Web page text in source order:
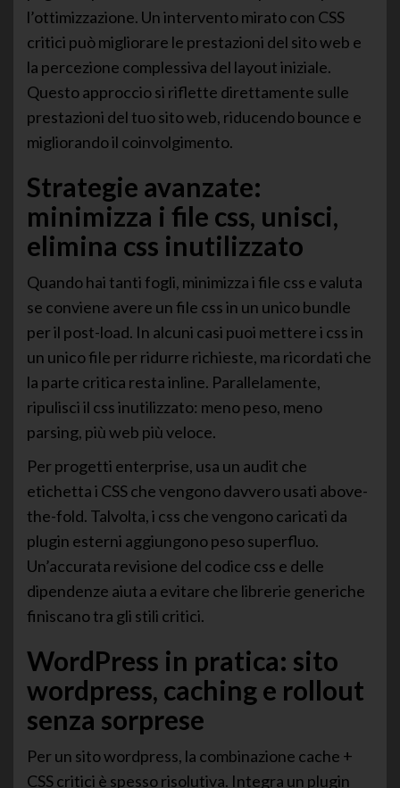
l’ottimizzazione. Un intervento mirato con CSS
critici può migliorare le prestazioni del sito web e
la percezione complessiva del layout iniziale.
Questo approccio si riflette direttamente sulle
prestazioni del tuo sito web, riducendo bounce e
migliorando il coinvolgimento.
Strategie avanzate:
minimizza i file css, unisci,
elimina css inutilizzato
Quando hai tanti fogli, minimizza i file css e valuta
se conviene avere un file css in un unico bundle
per il post-load. In alcuni casi puoi mettere i css in
un unico file per ridurre richieste, ma ricordati che
la parte critica resta inline. Parallelamente,
ripulisci il css inutilizzato: meno peso, meno
parsing, più web più veloce.
Per progetti enterprise, usa un audit che
etichetta i CSS che vengono davvero usati above-
the-fold. Talvolta, i css che vengono caricati da
plugin esterni aggiungono peso superfluo.
Un’accurata revisione del codice css e delle
dipendenze aiuta a evitare che librerie generiche
finiscano tra gli stili critici.
WordPress in pratica: sito
wordpress, caching e rollout
senza sorprese
Per un sito wordpress, la combinazione cache +
CSS critici è spesso risolutiva. Integra un plugin